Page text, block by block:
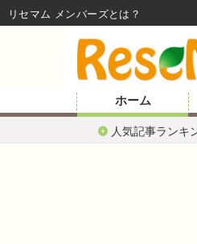
ホーム
人気記事ランキ
リセマム メンバーズ